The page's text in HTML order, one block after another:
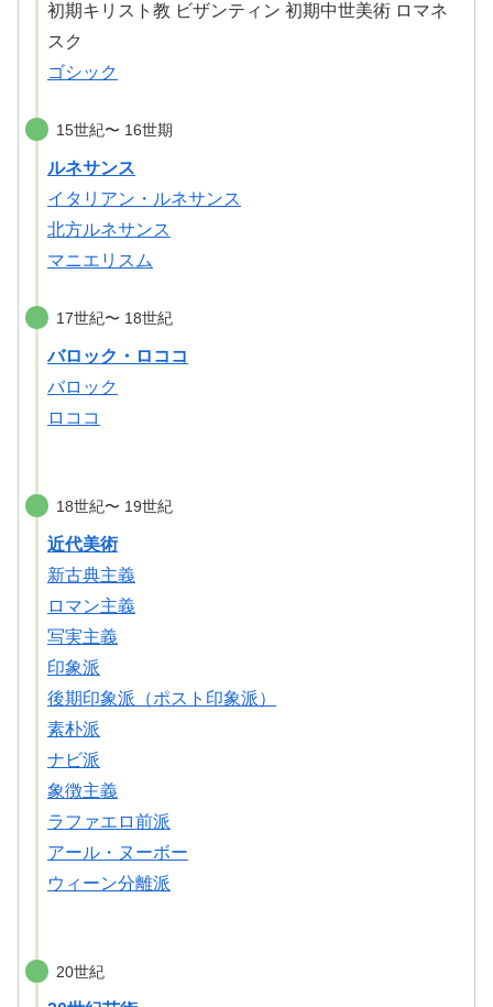
初期キリスト教 ビザンティン 初期中世美術 ロマネ
スク
ゴシック
15世紀〜 16世期
ルネサンス
イタリアン・ルネサンス
北方ルネサンス
マニエリスム
17世紀〜 18世紀
バロック・ロココ
バロック
ロココ
18世紀〜 19世紀
近代美術
新古典主義
ロマン主義
写実主義
印象派
後期印象派（ポスト印象派）
素朴派
ナビ派
象徴主義
ラファエロ前派
アール・ヌーボー
ウィーン分離派
20世紀